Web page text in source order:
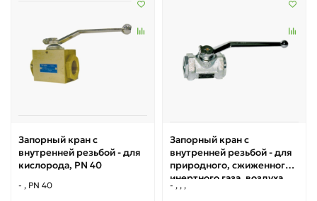
Запорный кран с
внутренней резьбой - для
кислорода, PN 40
- , PN 40
Запорный кран с
внутренней резьбой - для
природного, сжиженного,
инертного газа, воздуха
- , , ,